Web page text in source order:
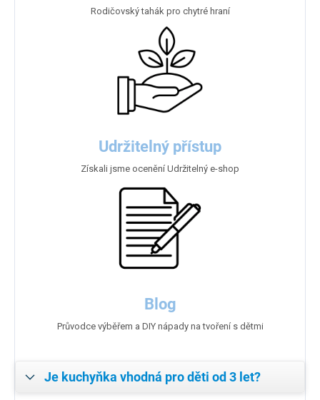
Rodičovský tahák pro chytré hraní
Udržitelný přístup
Získali jsme ocenění Udržitelný e-shop
Blog
Průvodce výběřem a DIY nápady na tvoření s dětmi
Je kuchyňka vhodná pro děti od 3 let?